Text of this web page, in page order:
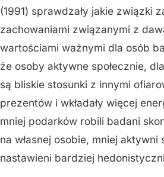
(1991) sprawdzały jakie związki
zachowaniami związanymi z
wartościami ważnymi dla osób
że osoby aktywne społecznie,
są bliskie stosunki z innymi
prezentów i wkładały więcej
mniej podarków robili badani
na własnej osobie, mniej aktywni
nastawieni bardziej